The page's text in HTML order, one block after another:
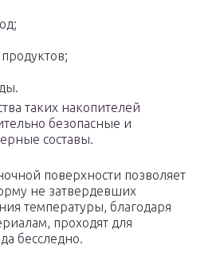
таких накопителей
безопасные и
составы.
поверхности позволяет
не затвердевших
температуры, благодаря
проходят для
бесследно.